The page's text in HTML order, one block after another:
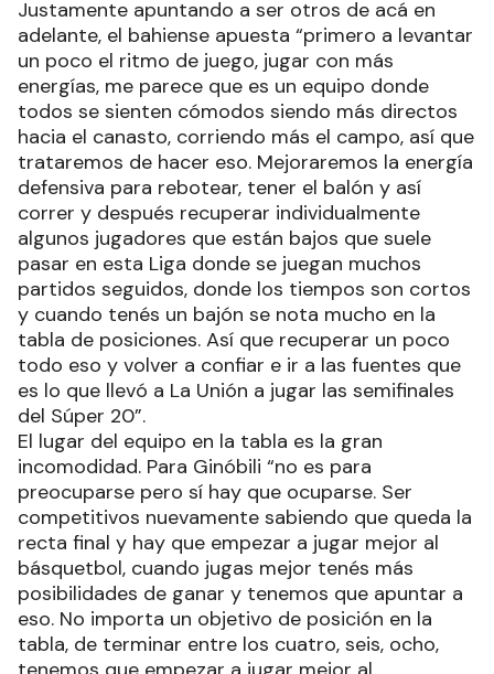
Justamente apuntando a ser otros de acá en
adelante, el bahiense apuesta “primero a levantar
un poco el ritmo de juego, jugar con más
energías, me parece que es un equipo donde
todos se sienten cómodos siendo más directos
hacia el canasto, corriendo más el campo, así que
trataremos de hacer eso. Mejoraremos la energía
defensiva para rebotear, tener el balón y así
correr y después recuperar individualmente
algunos jugadores que están bajos que suele
pasar en esta Liga donde se juegan muchos
partidos seguidos, donde los tiempos son cortos
y cuando tenés un bajón se nota mucho en la
tabla de posiciones. Así que recuperar un poco
todo eso y volver a confiar e ir a las fuentes que
es lo que llevó a La Unión a jugar las semifinales
del Súper 20”.
El lugar del equipo en la tabla es la gran
incomodidad. Para Ginóbili “no es para
preocuparse pero sí hay que ocuparse. Ser
competitivos nuevamente sabiendo que queda la
recta final y hay que empezar a jugar mejor al
básquetbol, cuando jugas mejor tenés más
posibilidades de ganar y tenemos que apuntar a
eso. No importa un objetivo de posición en la
tabla, de terminar entre los cuatro, seis, ocho,